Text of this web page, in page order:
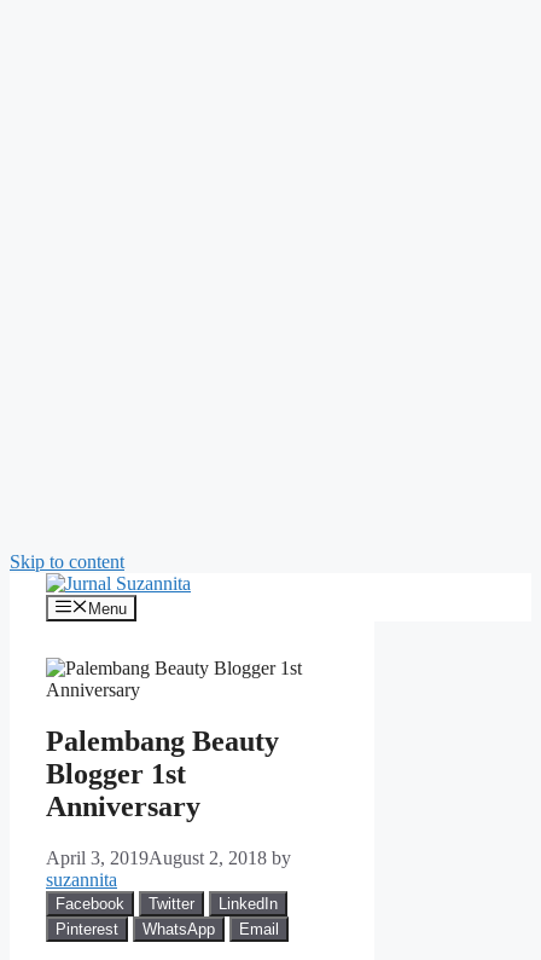
Skip to content
Menu
Palembang Beauty
Blogger 1st
Anniversary
April 3, 2019August 2, 2018 by
suzannita
Facebook Twitter
LinkedIn
Pinterest
WhatsApp Email